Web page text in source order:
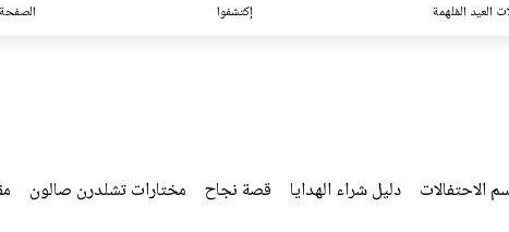
إكتشفوا العيد المُلهمة
مختارات تشلدرن صالون قصة نجاح دليل شراء الهدايا الاحتفالات